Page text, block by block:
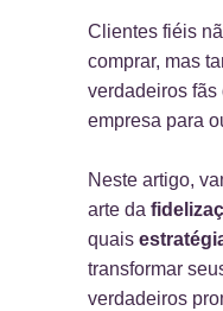
Clientes fiéis
comprar, mas
verdadeiros fãs
empresa para
Neste artigo,
arte da
quais
transformar
verdadeiros